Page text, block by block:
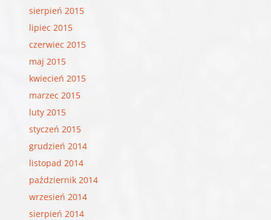
sierpień 2015
lipiec 2015
czerwiec 2015
maj 2015
kwiecień 2015
marzec 2015
luty 2015
styczeń 2015
grudzień 2014
listopad 2014
październik 2014
wrzesień 2014
sierpień 2014